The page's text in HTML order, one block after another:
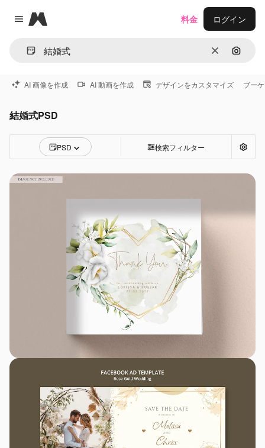
Close menu
Magnific
消去 画像で
料金 ログイン
AI 画像を作成 AI 動画を作成 デザインをカスタマイズ ブーケ
結婚式PSD
PSD 検索フィルター